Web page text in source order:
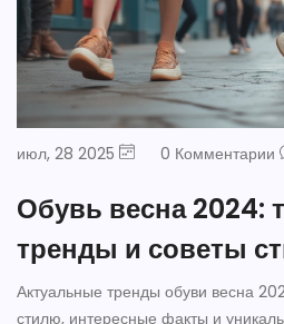
июл, 28 2025 0 Комментарии
Обувь весна 2024:
тренды и советы
Актуальные тренды обуви весна
стилю, интересные факты и